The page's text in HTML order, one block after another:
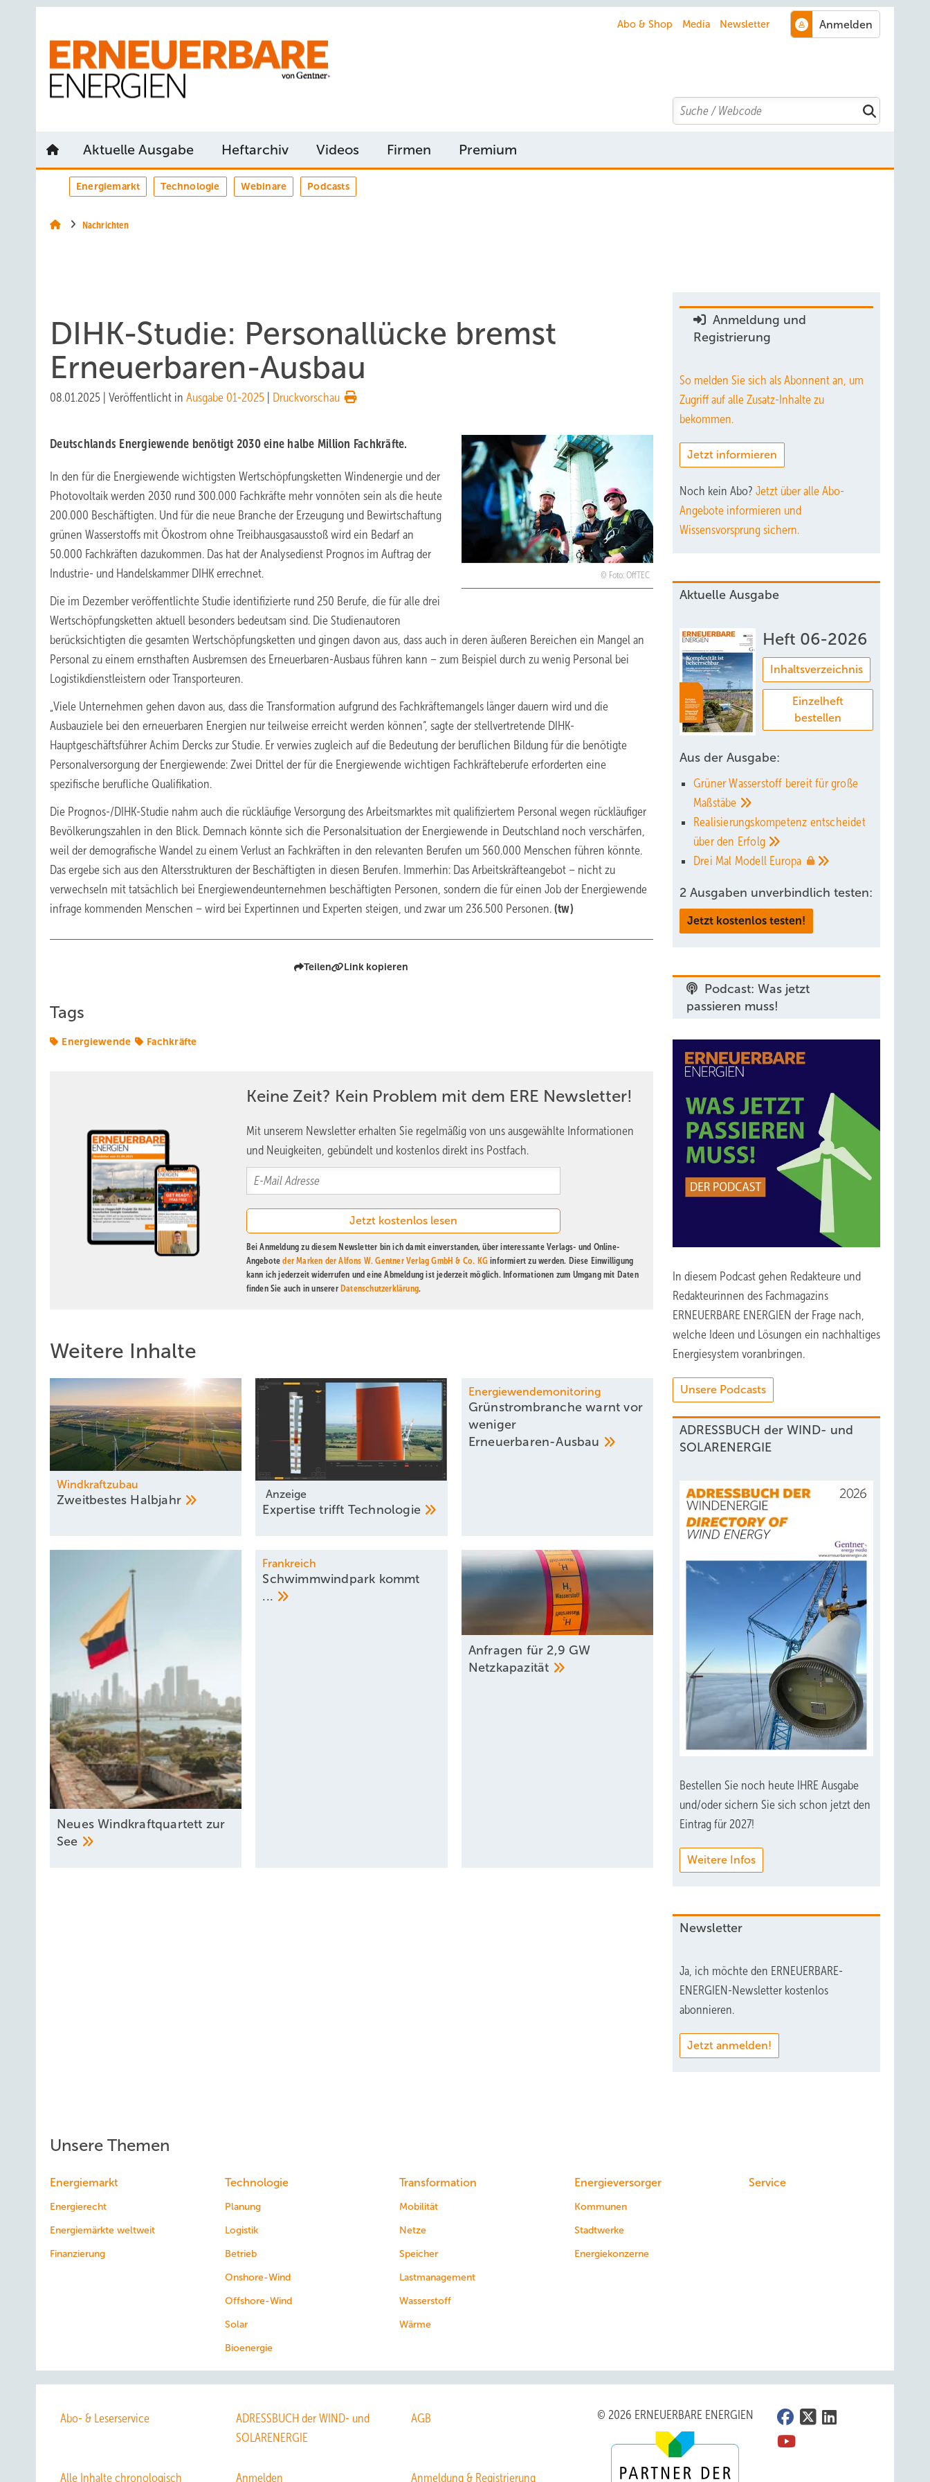
Abo & Shop Media Newsletter
Search
Aktuelle Ausgabe Heftarchiv Videos Firmen Premium
Energiemarkt Technologie Webinare Podcasts
Nachrichten
DIHK-Studie: Personallücke bremst
Erneuerbaren-Ausbau
08.01.2025 Veröffentlicht in Ausgabe 01-2025 Druckvorschau
Foto: OffTEC
Deutschlands Energiewende benötigt 2030 eine halbe Million Fachkräfte.
In den für die Energiewende wichtigsten Wertschöpfungsketten Windenergie und der
Photovoltaik werden 2030 rund 300.000 Fachkräfte mehr vonnöten sein als die heute
200.000 Beschäftigten. Und für die neue Branche der Erzeugung und Bewirtschaftung
grünen Wasserstoffs mit Ökostrom ohne Treibhausgas­ausstoß wird ein Bedarf an
50.000 Fachkräften dazukommen. Das hat der Analysedienst Prognos im Auftrag der
Industrie- und Handelskammer DIHK errechnet.
Die im Dezember veröffentlichte Studie identifizierte rund 250 Berufe, die für alle drei
Wertschöpfungsketten aktuell besonders bedeutsam sind. Die Studienautoren
berücksichtigten die gesamten Wertschöpfungsketten und gingen davon aus, dass auch in deren äußeren Bereichen ein Mangel an
Personal zu einem ernsthaften Ausbremsen des Erneuerbaren-Ausbaus führen kann – zum Beispiel durch zu wenig Personal bei
Logistikdienstleistern oder Transporteuren.
„Viele Unternehmen gehen davon aus, dass die Transformation aufgrund des Fachkräftemangels länger dauern wird und die
Ausbauziele bei den erneuerbaren Energien nur teilweise erreicht werden können“, sagte der stellvertretende DIHK-
Hauptgeschäftsführer Achim Dercks zur Studie. Er verwies zugleich auf die Bedeutung der beruflichen Bildung für die benötigte
Personalversorgung der Energiewende: Zwei Drittel der für die Energiewende wichtigen Fachkräfteberufe erforderten eine
spezifische berufliche Qualifikation.
Die Prognos-/DIHK-Studie nahm auch die rückläufige Versorgung des Arbeitsmarktes mit qualifiziertem Personal wegen rückläufiger
Bevölkerungszahlen in den Blick. Demnach könnte sich die Personalsituation der Energiewende in Deutschland noch verschärfen,
weil der demografische Wandel zu einem Verlust an Fachkräften in den relevanten Berufen um 560.000 Menschen führen könnte.
Das ergebe sich aus den Altersstrukturen der Beschäftigten in diesen Berufen. Immerhin: Das Arbeitskräfteangebot – nicht zu
verwechseln mit tatsächlich bei Energiewendeunternehmen beschäftigten Personen, sondern die für einen Job der Energiewende
infrage kommenden Menschen – wird bei Expertinnen und Experten steigen, und zwar um 236.500 Personen. (tw)
Teilen Link kopieren
Tags
Energiewende Fachkräfte
Keine Zeit? Kein Problem mit dem ERE Newsletter!
Mit unserem Newsletter erhalten Sie regelmäßig von uns ausgewählte Informationen
und Neuigkeiten, gebündelt und kostenlos direkt ins Postfach.
Bei Anmeldung zu diesem Newsletter bin ich damit einverstanden, über interessante Verlags- und Online-
Angeboteder Marken der Alfons W. Gentner Verlag GmbH & Co. KG informiert zu werden. Diese Einwilligung
kann ich jederzeit widerrufen und eine Abmeldung ist jederzeit möglich. Informationen zum Umgang mit Daten
finden Sie auch in unserer Datenschutzerklärung.
Weitere Inhalte
Windkraftzubau
Zweitbestes Halbjahr Anzeige
Expertise trifft Technologie
Energiewendemonitoring
Grünstrombranche warnt vor
weniger
­Erneuerbaren-Ausbau
Neues Windkraftquartett zur
See
Frankreich
Schwimmwindpark kommt
...
Anfragen für 2,9 GW
Netzkapazität
Anmeldung und
Registrierung
So melden Sie sich als Abonnent an, um
Zugriff auf alle Zusatz-Inhalte zu
bekommen.
Jetzt informieren
Noch kein Abo? Jetzt über alle Abo-
Angebote informieren und
Wissensvorsprung sichern.
Aktuelle Ausgabe
Heft 06-2026
Inhaltsverzeichnis
Einzelheft
bestellen
Aus der Ausgabe:
Grüner Wasserstoff bereit für große
Maßstäbe
Realisierungskompetenz entscheidet
über den Erfolg
Drei Mal Modell Europa
2 Ausgaben unverbindlich testen:
Jetzt kostenlos testen!
Podcast: Was jetzt
passieren muss!
In diesem Podcast gehen Redakteure und
Redakteurinnen des Fachmagazins
ERNEUERBARE ENERGIEN der Frage nach,
welche Ideen und Lösungen ein nachhaltiges
Energiesystem voranbringen.
Unsere Podcasts
ADRESSBUCH der WIND- und
SOLARENERGIE
Bestellen Sie noch heute IHRE Ausgabe
und/oder sichern Sie sich schon jetzt den
Eintrag für 2027!
Weitere Infos
Newsletter
Ja, ich möchte den ERNEUERBARE-
ENERGIEN-Newsletter kostenlos
abonnieren.
Jetzt anmelden!
Unsere Themen
Energiemarkt
Energierecht
Energiemärkte weltweit
Finanzierung
Technologie
Planung
Logistik
Betrieb
Onshore-Wind
Offshore-Wind
Solar
Bioenergie
Transformation
Mobilität
Netze
Speicher
Lastmanagement
Wasserstoff
Wärme
Energieversorger
Kommunen
Stadtwerke
Energiekonzerne
Service
Abo- & Leserservice
ADRESSBUCH der WIND- und
SOLARENERGIE
AGB
Alle Inhalte chronologisch Anmelden Anmeldung & Registrierung
© 2026 ERNEUERBARE ENERGIEN